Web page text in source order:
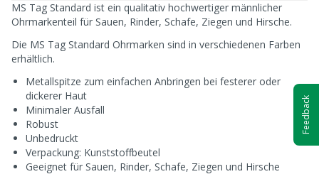
MS Tag Standard ist ein qualitativ hochwertiger männlicher
Ohrmarkenteil für Sauen, Rinder, Schafe, Ziegen und Hirsche.
Die MS Tag Standard Ohrmarken sind in verschiedenen Farben
erhältlich.
Metallspitze zum einfachen Anbringen bei festerer oder
dickerer Haut
Minimaler Ausfall
Robust
Unbedruckt
Verpackung: Kunststoffbeutel
Geeignet für Sauen, Rinder, Schafe, Ziegen und Hirsche
Feedback